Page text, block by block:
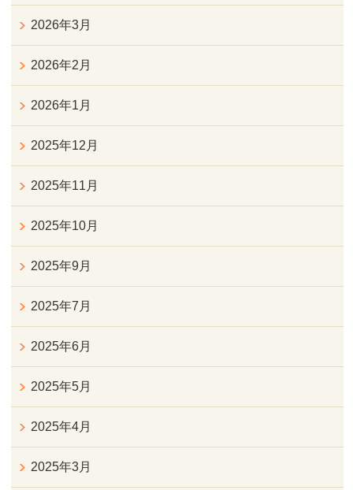
2026年3月
2026年2月
2026年1月
2025年12月
2025年11月
2025年10月
2025年9月
2025年7月
2025年6月
2025年5月
2025年4月
2025年3月